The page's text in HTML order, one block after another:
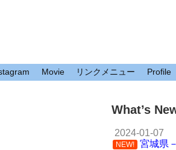
Movie リンクメニュー Profile
What’s
2024-01-07
NEW! 宮城県